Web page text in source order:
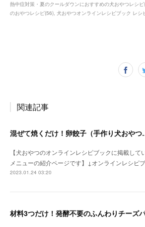
熱中症対策・夏のクールダウンにおすすめの犬おやつレシピ(
のおやつレシピ(56) 犬おやつオンラインレシピブック レシ
関連記事
混ぜて焼く
【犬おやつのオンラインレシピブックに掲載して
メニューの紹介ページです】↓オンラインレシピ
2023.01.24 03:20